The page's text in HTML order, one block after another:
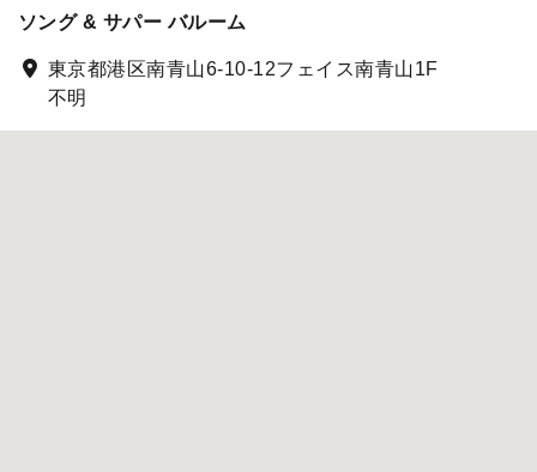
ソング & サパー バルーム
東京都港区南青山6-10-12フェイス南青山1F
不明